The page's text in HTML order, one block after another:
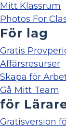
Mitt Klassrum
Photos For
För lag
Gratis
Affärsresurser
Skapa för
Gå Mitt Team
för
Gratisversion